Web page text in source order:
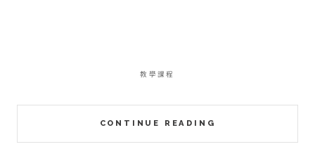
CONTINUE READING
教學課程